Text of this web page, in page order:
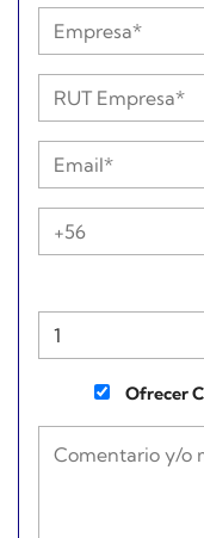
Ofrecer